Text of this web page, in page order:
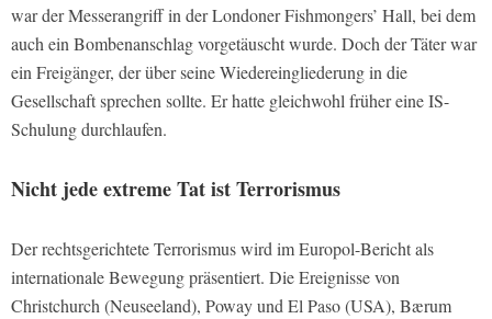
war der Messerangriff in der Londoner Fishmongers’ Hall, bei dem
auch ein Bombenanschlag vorgetäuscht wurde. Doch der Täter war
ein Freigänger, der über seine Wiedereingliederung in die
Gesellschaft sprechen sollte. Er hatte gleichwohl früher eine IS-
Schulung durchlaufen.
Nicht jede extreme Tat ist Terrorismus
Der rechtsgerichtete Terrorismus wird im Europol-Bericht als
internationale Bewegung präsentiert. Die Ereignisse von
Christchurch (Neuseeland), Poway und El Paso (USA), Bærum